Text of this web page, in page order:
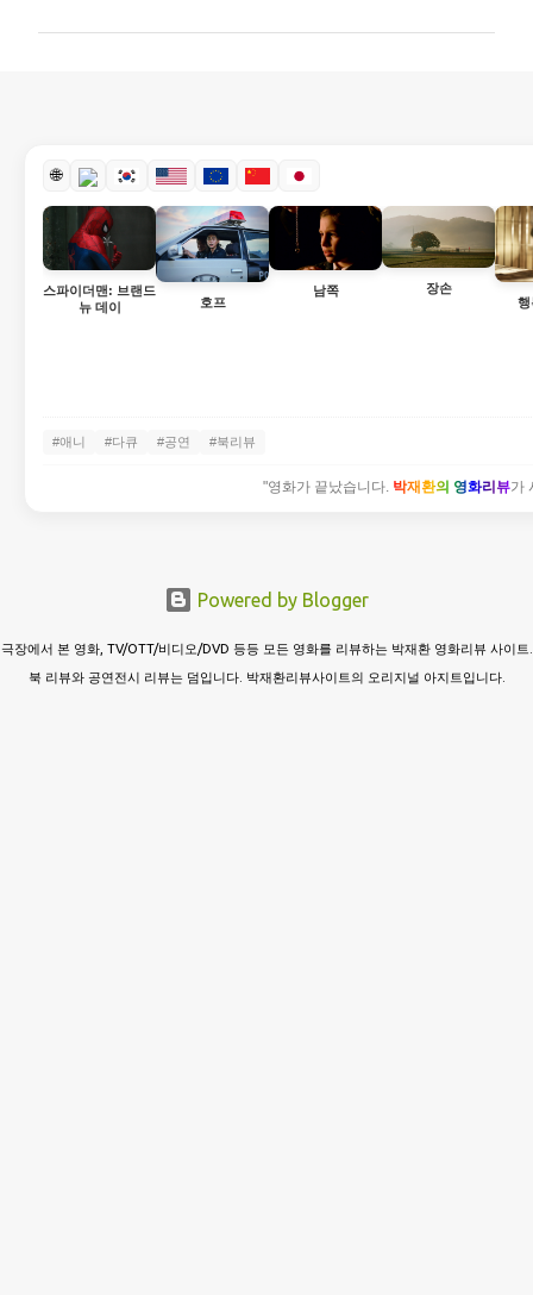
🌐
스파이더맨: 브랜드
뉴 데이
호프
남쪽
장손
행
#애니 #다큐 #공연 #북리뷰
"영화가 끝났습니다. 박재환의 영화리뷰가
Powered by Blogger
극장에서 본 영화, TV/OTT/비디오/DVD 등등 모든 영화를 리뷰하는 박재환 영화리뷰 사이트.
북 리뷰와 공연전시 리뷰는 덤입니다. 박재환리뷰사이트의 오리지널 아지트입니다.